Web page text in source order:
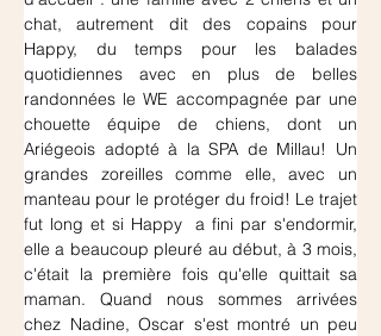
chat, autrement dit des copains pour
Happy, du temps pour les balades
quotidiennes avec en plus de belles
randonnées le WE accompagnée par une
chouette équipe de chiens, dont un
Ariégeois adopté à la SPA de Millau! Un
grandes zoreilles comme elle, avec un
manteau pour le protéger du froid! Le trajet
fut long et si Happy  a fini par s'endormir,
elle a beaucoup pleuré au début, à 3 mois,
c'était la première fois qu'elle quittait sa
maman. Quand nous sommes arrivées
chez Nadine, Oscar s'est montré un peu